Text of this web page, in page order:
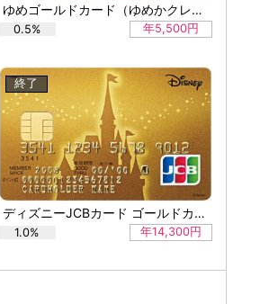
ゆめゴールドカード（ゆめかクレジット）
0.5% 年5,500円
ディズニーJCBカード ゴールドカード（シンデレラ城）
1.0% 年14,300円
終了